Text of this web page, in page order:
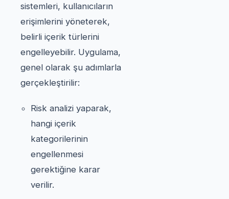
sistemleri, kullanıcıların
erişimlerini yöneterek,
belirli içerik türlerini
engelleyebilir. Uygulama,
genel olarak şu adımlarla
gerçekleştirilir:
Risk analizi yaparak,
hangi içerik
kategorilerinin
engellenmesi
gerektiğine karar
verilir.